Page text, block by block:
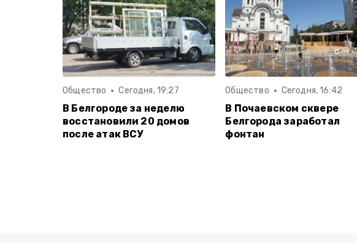
Общество Сегодня, 19:27
В Белгороде за неделю
восстановили 20 домов
после атак ВСУ
Общество Сегодня, 16:42
В Почаевском сквере
Белгорода заработал
фонтан